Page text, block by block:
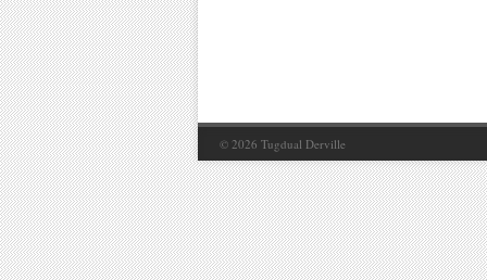
© 2026 Tugdual Derville